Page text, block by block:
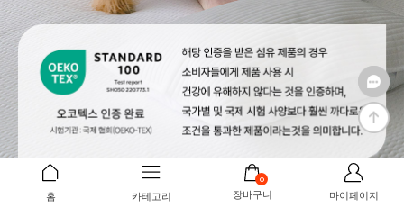
홈 카테고리
0
장바구니 마이페이지